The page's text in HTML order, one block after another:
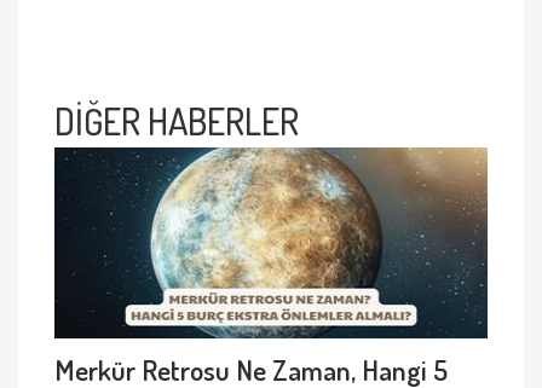
DİĞER HABERLER
Merkür Retrosu Ne Zaman, Hangi 5